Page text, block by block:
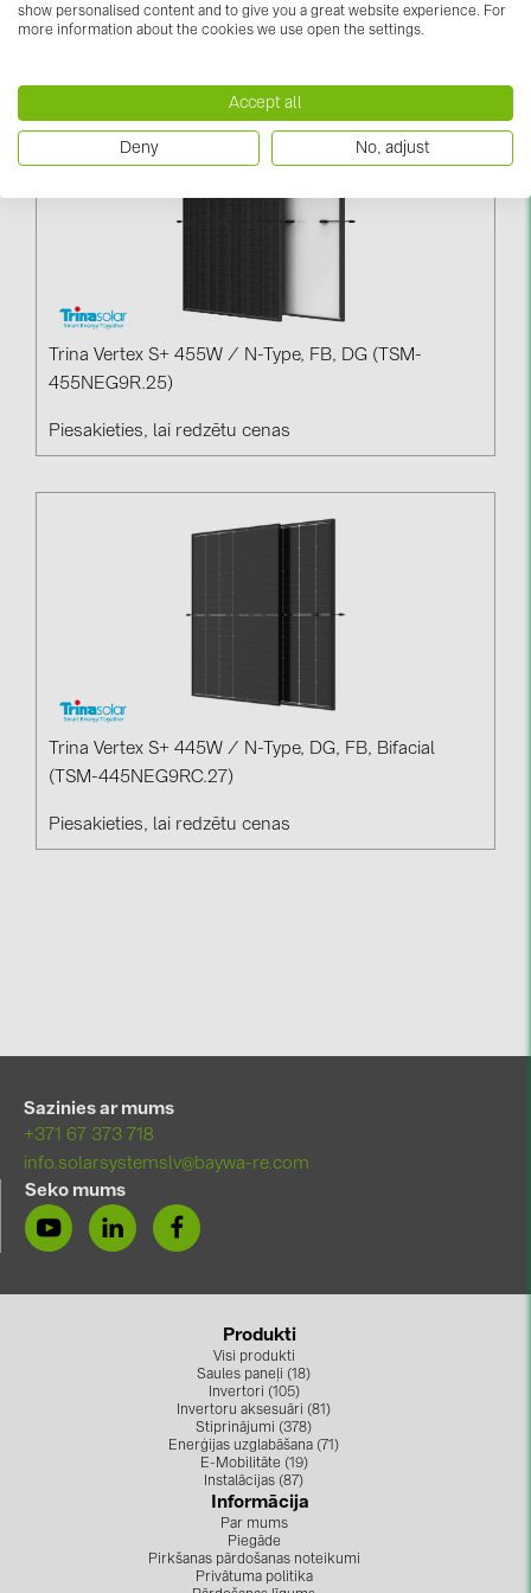
PRYSMIAN DRAKA (18)
Stäubli (2)
TIGO (4)
Trina Solar (5)
Victron Energy B.V. (2)
Piesakieties, lai redzētu cenas
Trina Vertex S+ 455W / N-Type, FB, DG (TSM-
455NEG9R.25)
Piesakieties, lai redzētu cenas
Trina Vertex S+ 445W / N-Type, DG, FB, Bifacial
(TSM-445NEG9RC.27)
Piesakieties, lai redzētu cenas
Sazinies ar mums
+371 67 373 718
info.solarsystemslv@baywa-re.com
Seko mums
Produkti
Visi produkti
Saules paneļi (18)
Invertori (105)
Invertoru aksesuāri (81)
Stiprinājumi (378)
Enerģijas uzglabāšana (71)
E-Mobilitāte (19)
Instalācijas (87)
Informācija
Par mums
Piegāde
Pirkšanas pārdošanas noteikumi
Privātuma politika
show personalised content and to give you a great website experience. For
more information about the cookies we use open the settings.
Accept all
Deny No, adjust